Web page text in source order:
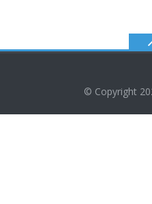
© Copyright